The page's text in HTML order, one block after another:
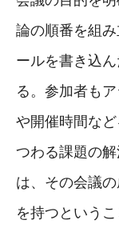
論の順番を組
ールを書き込
る。参加者も
や開催時間な
つわる課題の
は、その会議
を持つという